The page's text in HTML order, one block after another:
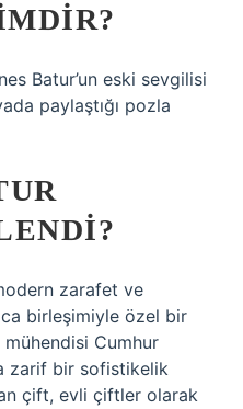
Batur’un eski sevgilisi
paylaştığı pozla
zarafet ve
birleşimiyle özel bir
Cumhur
zarif bir sofistikelik
çift, evli çiftler olarak